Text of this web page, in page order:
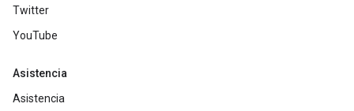
Twitter
YouTube
Asistencia
Asistencia